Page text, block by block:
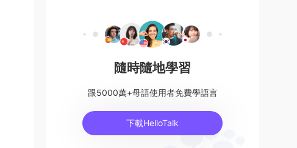
隨時隨地學習
跟5000萬+母語使用者免費學語言
下載HelloTalk